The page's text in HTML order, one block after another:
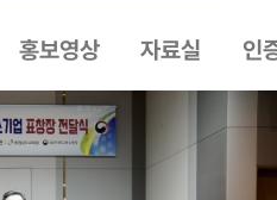
홍보영상 자료실 인